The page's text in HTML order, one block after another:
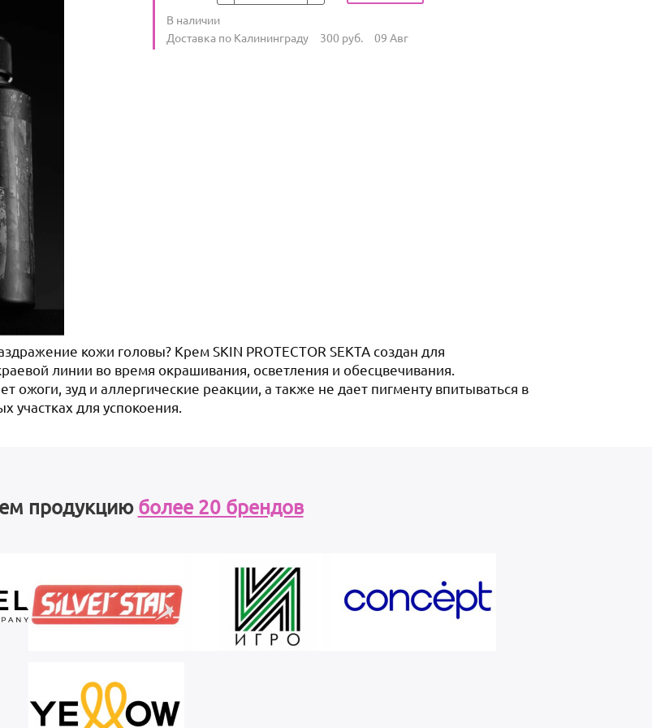
Количество
В наличии
Условия доставки
Доставка по Калининграду 300 руб. 09 Авг
кожи головы? Крем SKIN PROTECTOR SEKTA создан для
линии во время окрашивания, осветления и обесцвечивания.
ожоги, зуд и аллергические реакции, а также не дает пигменту впитываться в
для успокоения.
продукцию более 20 брендов